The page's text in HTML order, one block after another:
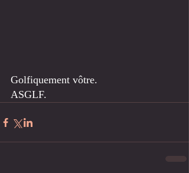
Golfiquement vôtre.
ASGLF.